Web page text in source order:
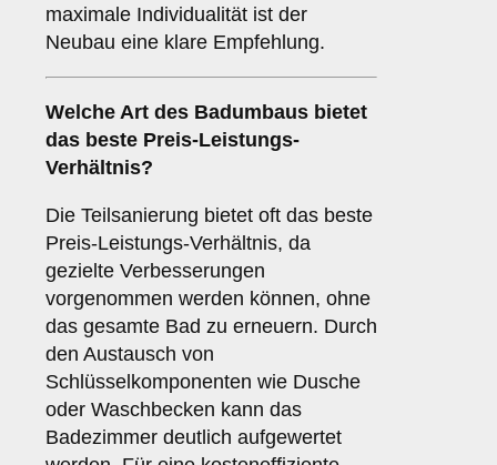
maximale Individualität ist der
Neubau eine klare Empfehlung.
Welche Art des Badumbaus bietet
das beste Preis-Leistungs-
Verhältnis?
Die Teilsanierung bietet oft das beste
Preis-Leistungs-Verhältnis, da
gezielte Verbesserungen
vorgenommen werden können, ohne
das gesamte Bad zu erneuern. Durch
den Austausch von
Schlüsselkomponenten wie Dusche
oder Waschbecken kann das
Badezimmer deutlich aufgewertet